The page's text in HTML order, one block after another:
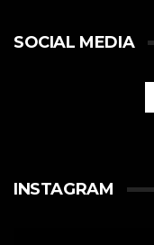
SOCIAL MEDIA
INSTAGRAM